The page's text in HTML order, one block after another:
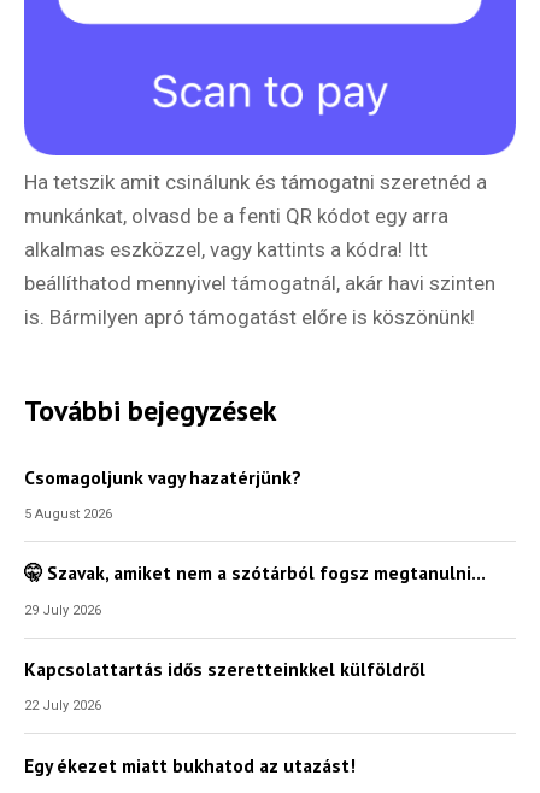
Ha tetszik amit csinálunk és támogatni szeretnéd a
munkánkat, olvasd be a fenti QR kódot egy arra
alkalmas eszközzel, vagy kattints a kódra! Itt
beállíthatod mennyivel támogatnál, akár havi szinten
is. Bármilyen apró támogatást előre is köszönünk!
További bejegyzések
Csomagoljunk vagy hazatérjünk?
5 August 2026
🤫 Szavak, amiket nem a szótárból fogsz megtanulni…
29 July 2026
Kapcsolattartás idős szeretteinkkel külföldről
22 July 2026
Egy ékezet miatt bukhatod az utazást!